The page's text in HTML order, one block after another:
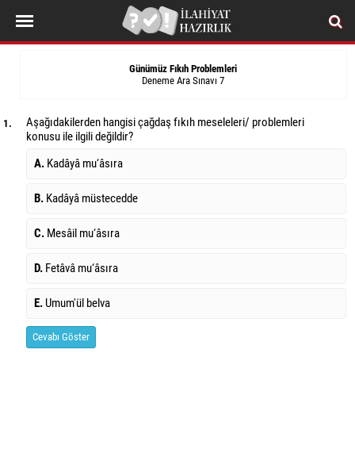
Günümüz Fıkıh Problemleri
Deneme Ara Sınavı 7
1.
Aşağıdakilerden hangisi çağdaş fıkıh meseleleri/ problemleri
konusu ile ilgili değildir?
A. Kadâyâ mu‘âsıra
B. Kadâyâ müstecedde
C. Mesâil mu‘âsıra
D. Fetâvâ mu‘âsıra
E. Umum'ül belva
Cevabı Göster